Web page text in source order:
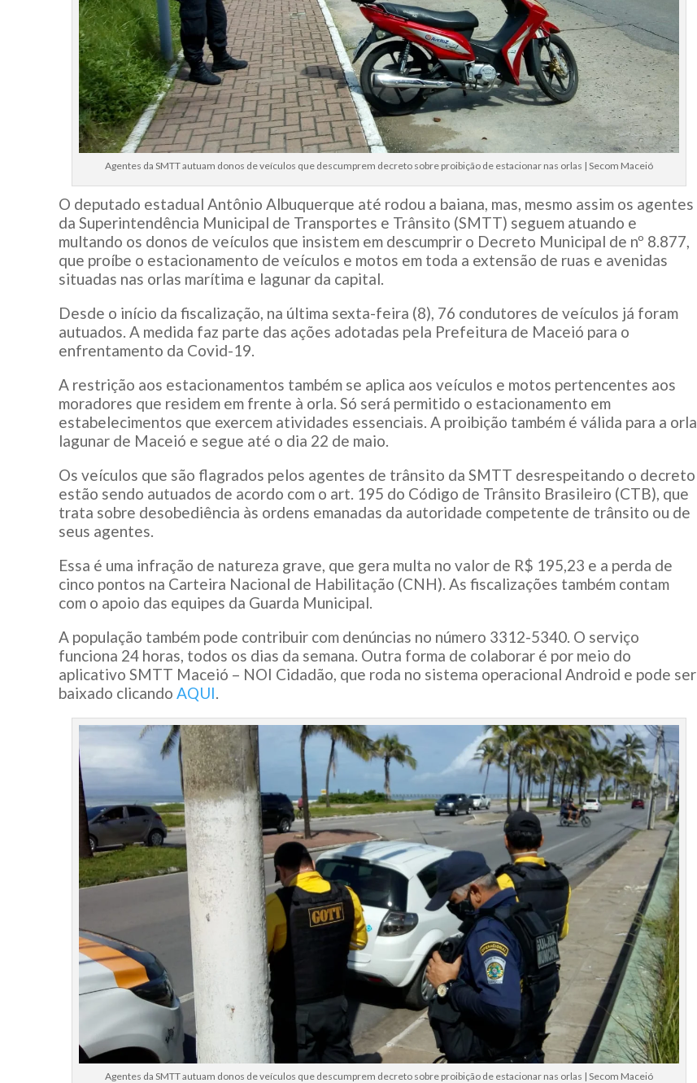
Agentes da SMTT autuam donos de veículos que descumprem decreto sobre proibição de estacionar nas orlas | Secom Maceió
O deputado estadual Antônio Albuquerque até rodou a baiana, mas, mesmo assim os agentes
da Superintendência Municipal de Transportes e Trânsito (SMTT) seguem atuando e
multando os donos de veículos que insistem em descumprir o Decreto Municipal de nº 8.877,
que proíbe o estacionamento de veículos e motos em toda a extensão de ruas e avenidas
situadas nas orlas marítima e lagunar da capital.
Desde o início da fiscalização, na última sexta-feira (8), 76 condutores de veículos já foram
autuados. A medida faz parte das ações adotadas pela Prefeitura de Maceió para o
enfrentamento da Covid-19.
A restrição aos estacionamentos também se aplica aos veículos e motos pertencentes aos
moradores que residem em frente à orla. Só será permitido o estacionamento em
estabelecimentos que exercem atividades essenciais. A proibição também é válida para a orla
lagunar de Maceió e segue até o dia 22 de maio.
Os veículos que são flagrados pelos agentes de trânsito da SMTT desrespeitando o decreto
estão sendo autuados de acordo com o art. 195 do Código de Trânsito Brasileiro (CTB), que
trata sobre desobediência às ordens emanadas da autoridade competente de trânsito ou de
seus agentes.
Essa é uma infração de natureza grave, que gera multa no valor de R$ 195,23 e a perda de
cinco pontos na Carteira Nacional de Habilitação (CNH). As fiscalizações também contam
com o apoio das equipes da Guarda Municipal.
A população também pode contribuir com denúncias no número 3312-5340. O serviço
funciona 24 horas, todos os dias da semana. Outra forma de colaborar é por meio do
aplicativo SMTT Maceió – NOI Cidadão, que roda no sistema operacional Android e pode ser
baixado clicando AQUI.
Agentes da SMTT autuam donos de veículos que descumprem decreto sobre proibição de estacionar nas orlas | Secom Maceió